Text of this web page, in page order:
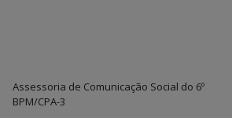
Assessoria de Comunicação Social do 6º
BPM/CPA-3